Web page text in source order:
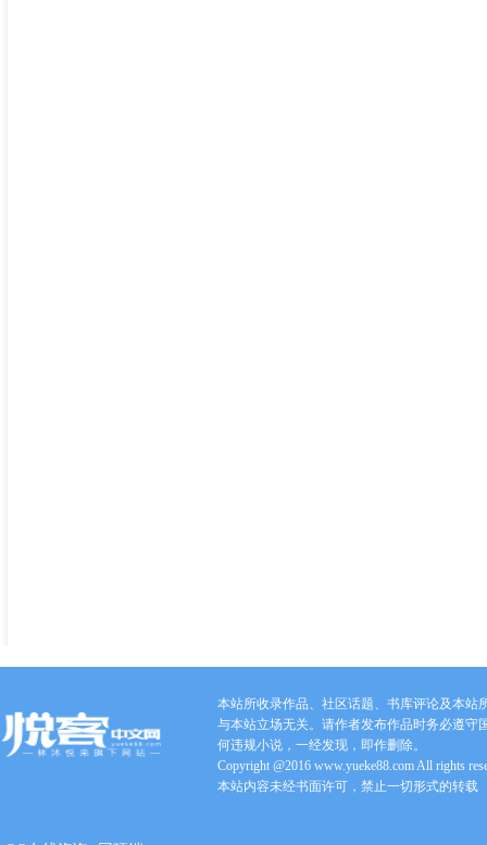
本站所收录作品、社区话题、书库评论及本站
与本站立场无关。请作者发布作品时务必遵守
何违规小说，一经发现，即作删除。
Copyright @2016 www.yueke88.com All rights
本站内容未经书面许可，禁止一切形式的转载